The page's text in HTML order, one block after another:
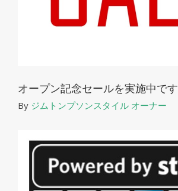
オープン記念セールを実施中です
By ジムトンプソンスタイル オーナー